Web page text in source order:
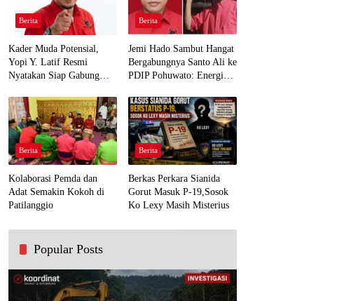
Berita
Kader Muda Potensial,
Yopi Y. Latif Resmi
Nyatakan Siap Gabung
Demi Kawal Aspirasi Bumi
Panua
Berita
Jemi Hado Sambut Hangat
Bergabungnya Santo Ali ke
PDIP Pohuwato: Energi
Rakyat
Berita
Kolaborasi Pemda dan
Adat Semakin Kokoh di
Patilanggio
Berita
Berkas Perkara Sianida
Gorut Masuk P-19,Sosok
Ko Lexy Masih Misterius
Popular Posts